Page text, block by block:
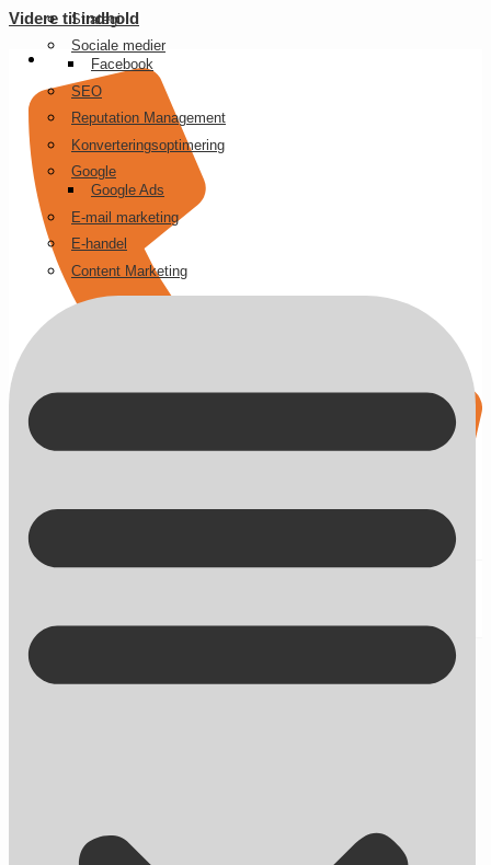
Videre til indhold
Kontakt på +45 70 13 63 23
Strategi
Sociale medier
Facebook
SEO
Reputation Management
Konverteringsoptimering
Google
Google Ads
E-mail marketing
E-handel
Content Marketing
AI er ikke science fiction – det er praktiske værktøjer, der
sparer tid og skaber bedre resultater. Vi viser dig hvordan.